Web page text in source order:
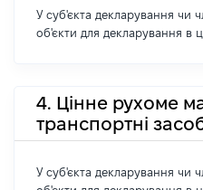
У суб'єкта декларування чи
об'єкти для декларування в
4. Цінне рухоме
транспортні
У суб'єкта декларування чи